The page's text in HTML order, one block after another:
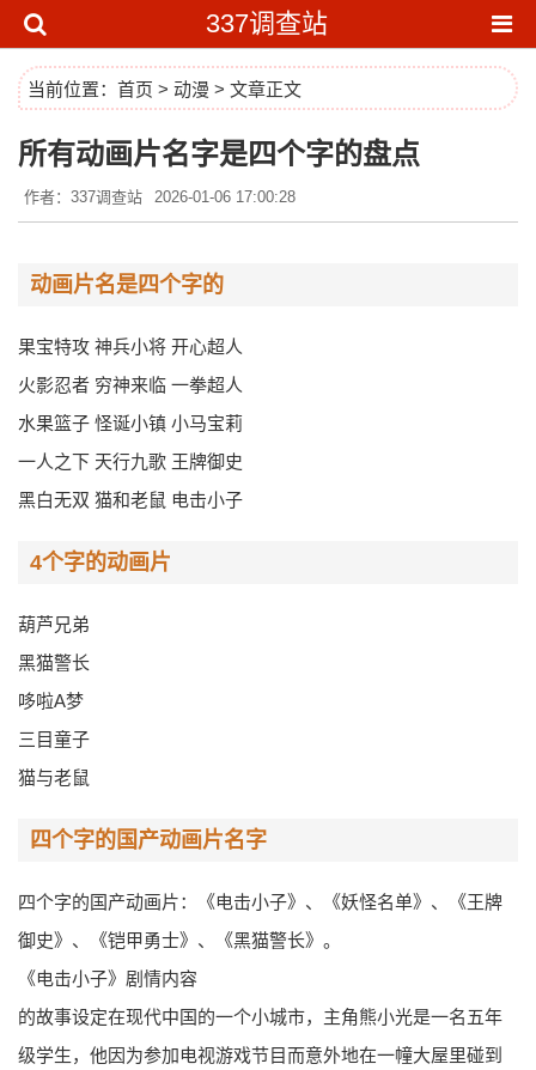
337调查站
当前位置： 首页 > 动漫 > 文章正文
所有动画片名字是四个字的盘点
作者：337调查站 2026-01-06 17:00:28
动画片名是四个字的
果宝特攻 神兵小将 开心超人
火影忍者 穷神来临 一拳超人
水果篮子 怪诞小镇 小马宝莉
一人之下 天行九歌 王牌御史
黑白无双 猫和老鼠 电击小子
4个字的动画片
葫芦兄弟
黑猫警长
哆啦A梦
三目童子
猫与老鼠
四个字的国产动画片名字
四个字的国产动画片：《电击小子》、《妖怪名单》、《王牌
御史》、《铠甲勇士》、《黑猫警长》。
《电击小子》剧情内容
的故事设定在现代中国的一个小城市，主角熊小光是一名五年
级学生，他因为参加电视游戏节目而意外地在一幢大屋里碰到